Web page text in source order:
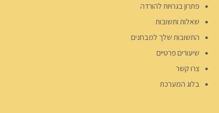
פתרון בגרויות להורדה
שאלות ותשובות
התשובות שלך למבחנים
שיעורים פרטיים
צרו קשר
בלוג המערכת